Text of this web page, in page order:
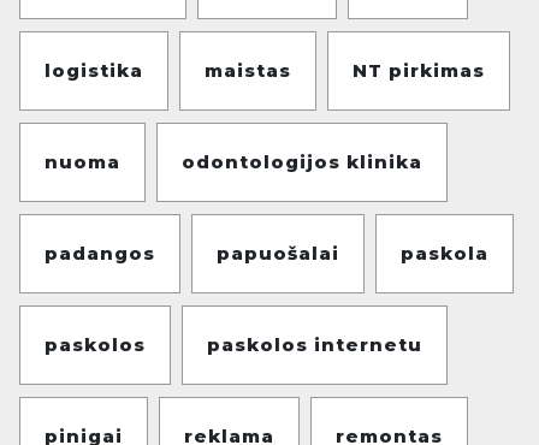
logistika maistas NT pirkimas
nuoma odontologijos klinika
padangos papuošalai paskola
paskolos paskolos internetu
pinigai reklama remontas